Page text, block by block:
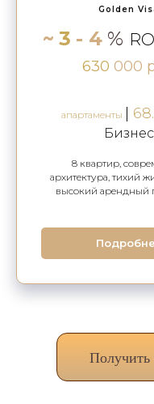
Golden
~ 3 - 4%
630 000
апартаменты |
Бизнес
8 квартир,
архитектура, тихий
высокий арендный
Получить